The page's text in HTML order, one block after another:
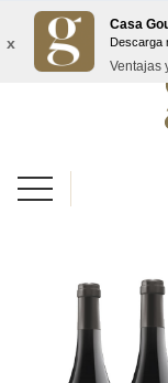
Envío GRATIS a
x
Casa
Descarga
Ventajas